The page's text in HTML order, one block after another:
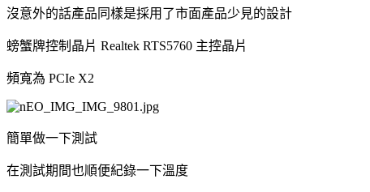
沒意外的話產品同樣是採用了市面產品少見的設計
螃蟹牌控制晶片 Realtek RTS5760 主控晶片
頻寬為 PCIe X2
簡單做一下測試
在測試期間也順便紀錄一下溫度